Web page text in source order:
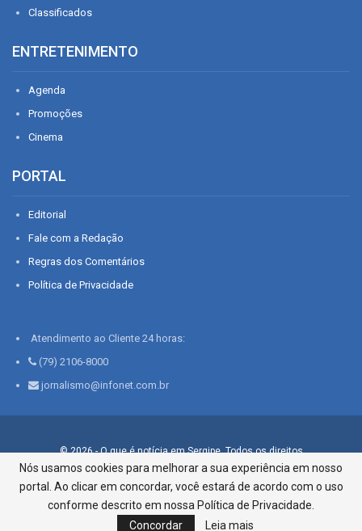
Classificados
ENTRETENIMENTO
Agenda
Promoções
Cinema
PORTAL
Editorial
Fale com a Redação
Regras dos Comentários
Política de Privacidade
Atendimento ao Cliente 24 horas:
(79) 2106-8000
jornalismo@infonet.com.br
© 2026 - O que é notícia em Sergipe. Todos os direitos
reservados.
Infonet - Rua Monsenhor Silveira 276, Bairro São José |
Aracaju-SE, CEP 49015-030, Fone: 79.2106.8000 - CI Centro de
Informações LTDA
Nós usamos cookies para melhorar a sua experiência em nosso
portal. Ao clicar em concordar, você estará de acordo com o uso
conforme descrito em nossa Política de Privacidade.
Concordar
Leia mais